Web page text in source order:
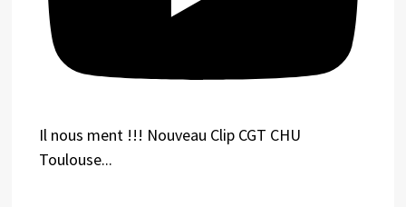
Il nous ment !!! Nouveau Clip CGT CHU
Toulouse...